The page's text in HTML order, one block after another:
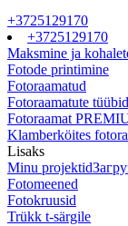
+3725129170
+3725129170
Maksmine ja
Fotode printimine
Fotoraamatud
Fotoraamatute tüübid
Fotoraamat
Klamberköites
Lisaks
Minu projektid
Fotomeened
Fotokruusid
Trükk t-särgile